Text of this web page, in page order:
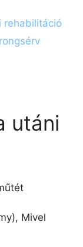
rehabilitáció
utáni
Mivel